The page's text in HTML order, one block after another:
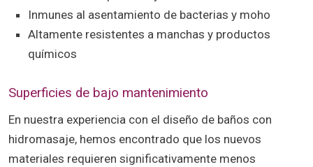
Inmunes al asentamiento de bacterias y moho
Altamente resistentes a manchas y productos
químicos
Superficies de bajo mantenimiento
En nuestra experiencia con el diseño de baños con
hidromasaje, hemos encontrado que los nuevos
materiales requieren significativamente menos